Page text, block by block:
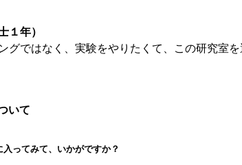
１年）
グではなく、実験をやりたくて、この研究室を
いて
ってみて、いかがですか？